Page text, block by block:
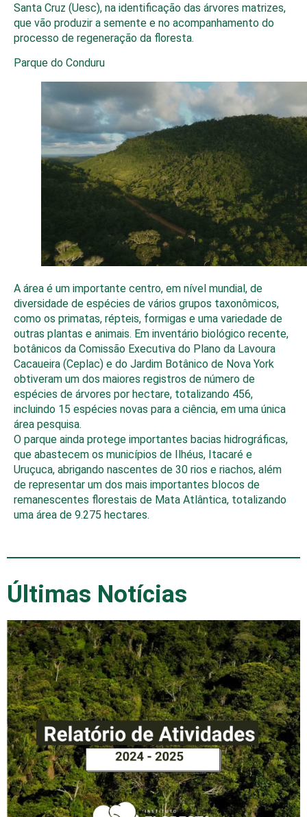
Santa Cruz (Uesc), na identificação das árvores matrizes,
que vão produzir a semente e no acompanhamento do
processo de regeneração da floresta.
Parque do Conduru
A área é um importante centro, em nível mundial, de
diversidade de espécies de vários grupos taxonômicos,
como os primatas, répteis, formigas e uma variedade de
outras plantas e animais. Em inventário biológico recente,
botânicos da Comissão Executiva do Plano da Lavoura
Cacaueira (Ceplac) e do Jardim Botânico de Nova York
obtiveram um dos maiores registros de número de
espécies de árvores por hectare, totalizando 456,
incluindo 15 espécies novas para a ciência, em uma única
área pesquisa.
O parque ainda protege importantes bacias hidrográficas,
que abastecem os municípios de Ilhéus, Itacaré e
Uruçuca, abrigando nascentes de 30 rios e riachos, além
de representar um dos mais importantes blocos de
remanescentes florestais de Mata Atlântica, totalizando
uma área de 9.275 hectares.
Últimas Notícias